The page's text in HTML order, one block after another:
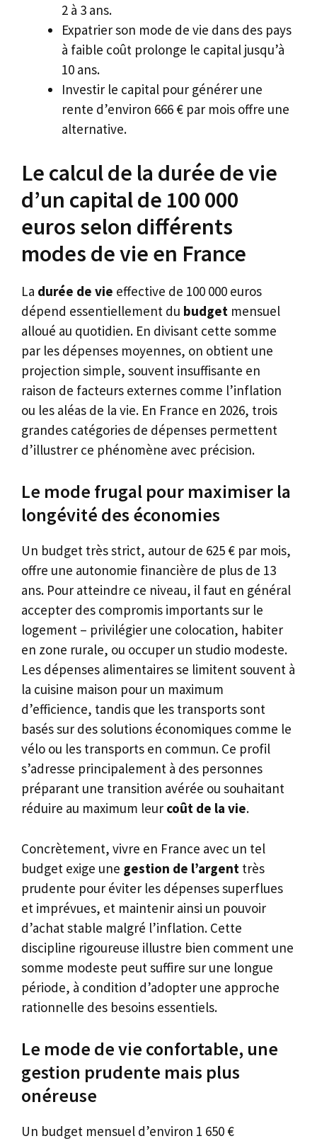
2 à 3 ans.
Expatrier son mode de vie dans des pays
à faible coût prolonge le capital jusqu’à
10 ans.
Investir le capital pour générer une
rente d’environ 666 € par mois offre une
alternative.
Le calcul de la durée de vie
d’un capital de 100 000
euros selon différents
modes de vie en France
La durée de vie effective de 100 000 euros
dépend essentiellement du budget mensuel
alloué au quotidien. En divisant cette somme
par les dépenses moyennes, on obtient une
projection simple, souvent insuffisante en
raison de facteurs externes comme l’inflation
ou les aléas de la vie. En France en 2026, trois
grandes catégories de dépenses permettent
d’illustrer ce phénomène avec précision.
Le mode frugal pour maximiser la
longévité des économies
Un budget très strict, autour de 625 € par mois,
offre une autonomie financière de plus de 13
ans. Pour atteindre ce niveau, il faut en général
accepter des compromis importants sur le
logement – privilégier une colocation, habiter
en zone rurale, ou occuper un studio modeste.
Les dépenses alimentaires se limitent souvent à
la cuisine maison pour un maximum
d’efficience, tandis que les transports sont
basés sur des solutions économiques comme le
vélo ou les transports en commun. Ce profil
s’adresse principalement à des personnes
préparant une transition avérée ou souhaitant
réduire au maximum leur coût de la vie.
Concrètement, vivre en France avec un tel
budget exige une gestion de l’argent très
prudente pour éviter les dépenses superflues
et imprévues, et maintenir ainsi un pouvoir
d’achat stable malgré l’inflation. Cette
discipline rigoureuse illustre bien comment une
somme modeste peut suffire sur une longue
période, à condition d’adopter une approche
rationnelle des besoins essentiels.
Le mode de vie confortable, une
gestion prudente mais plus
onéreuse
Un budget mensuel d’environ 1 650 €